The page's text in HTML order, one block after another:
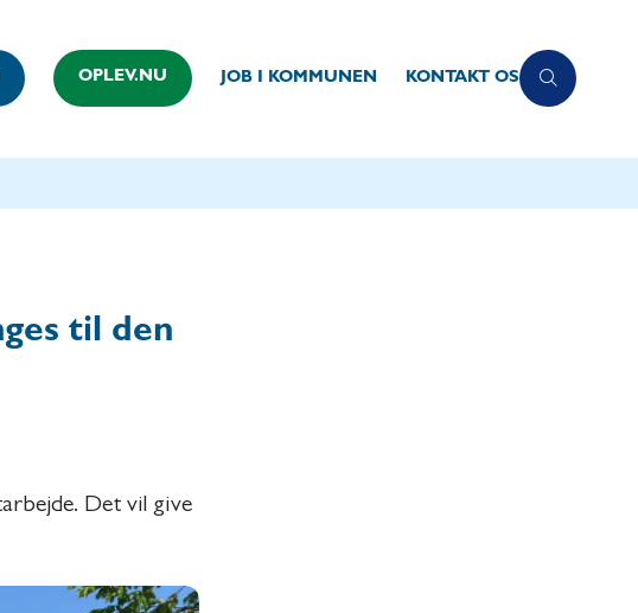
OPLEV.NU JOB I KOMMUNEN KONTAKT OS
til den
Det vil give